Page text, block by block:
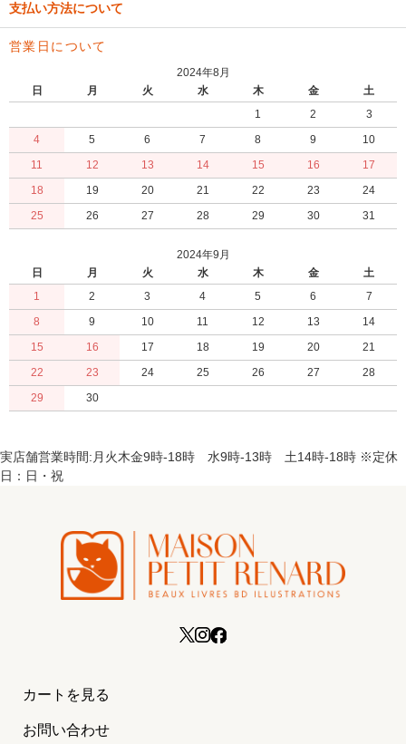
支払い方法について
営業日について
2024年8月
日
月 火 水 木 金
土
1
2
3
4
5 6 7 8 9
10
11
12 13 14 15 16
17
18
19 20 21 22 23
24
25
26 27 28 29 30 31
2024年9月
日
月 火 水 木 金
土
1
2 3 4 5 6
7
8
9 10 11 12 13
14
15
16 17 18 19 20
21
22
23 24 25 26 27
28
29
30
実店舗営業時間:月火木金9時-18時 水9時-13時 土14時-18時 ※定休
日：日・祝
カートを見る
お問い合わせ